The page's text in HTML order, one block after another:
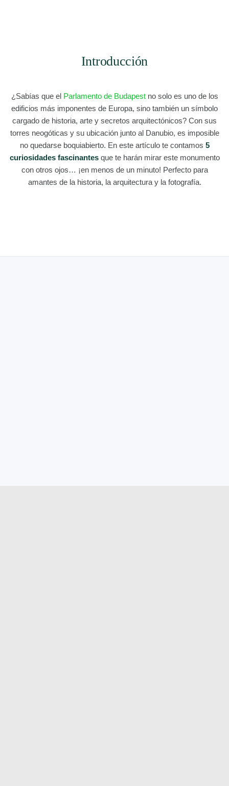
Introducción
¿Sabías que el Parlamento de Budapestno solo es uno de los
edificios más imponentes de Europa, sino también un símbolo
cargado de historia, arte y secretos arquitectónicos? Con sus
torres neogóticas y su ubicación junto al Danubio, es imposible
no quedarse boquiabierto. En este artículo te contamos 5
curiosidades fascinantesque te harán mirar este monumento
con otros ojos… ¡en menos de un minuto! Perfecto para
amantes de la historia, la arquitectura y la fotografía.